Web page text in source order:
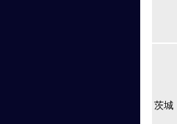
茨城